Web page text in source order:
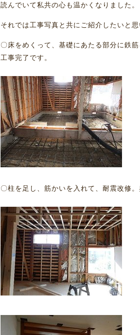
読んでいて私共の心も温かくなりました。
それでは工事写真と共にご紹介したいと思
〇床をめくって、基礎にあたる部分に鉄
工事完了です。
〇柱を足し、筋かいを入れて、耐震改修